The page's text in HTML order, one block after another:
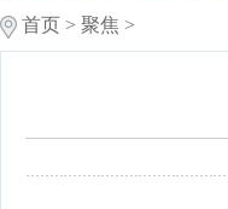
首页 > 聚焦 >